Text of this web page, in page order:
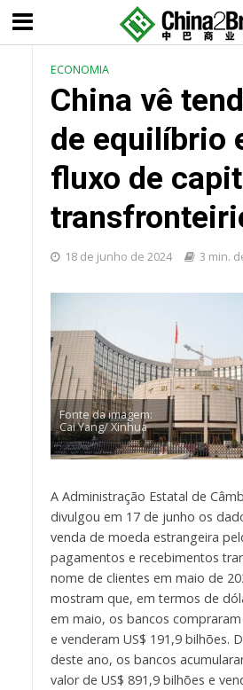
ECONOMIA
China vê
de equilíbrio
fluxo de
18 de junho de 2024 3 min.
Fonte da imagem:
Cai Yang/ Xinhua
A Administração Estatal de
divulgou em 17 de junho os
venda de moeda estrangeira
pagamentos e recebimentos
nome de clientes em maio de
mostram que, em termos de
em maio, os bancos compraram
e venderam US$ 191,9 bilhões.
deste ano, os bancos
valor de US$ 891,9 bilhões e